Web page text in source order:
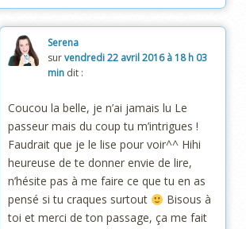
Serena
survendredi 22 avril 2016 à 18 h 03
min dit :
Coucou la belle, je n’ai jamais lu Le
passeur mais du coup tu m’intrigues !
Faudrait que je le lise pour voir^^ Hihi
heureuse de te donner envie de lire,
n’hésite pas à me faire ce que tu en as
pensé si tu craques surtout
Bisous à
toi et merci de ton passage, ça me fait